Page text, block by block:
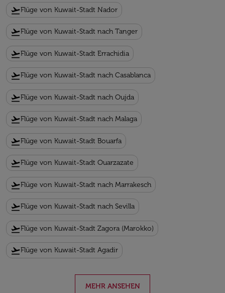
flight_takeoffFlüge von Kuwait-Stadt Nador
flight_takeoffFlüge von Kuwait-Stadt nach Tanger
flight_takeoffFlüge von Kuwait-Stadt Errachidia
flight_takeoffFlüge von Kuwait-Stadt nach Casablanca
flight_takeoffFlüge von Kuwait-Stadt nach Oujda
flight_takeoffFlüge von Kuwait-Stadt nach Malaga
flight_takeoffFlüge von Kuwait-Stadt Bouarfa
flight_takeoffFlüge von Kuwait-Stadt Ouarzazate
flight_takeoffFlüge von Kuwait-Stadt nach Marrakesch
flight_takeoffFlüge von Kuwait-Stadt nach Sevilla
flight_takeoffFlüge von Kuwait-Stadt Zagora (Marokko)
flight_takeoffFlüge von Kuwait-Stadt Agadir
MEHR ANSEHEN